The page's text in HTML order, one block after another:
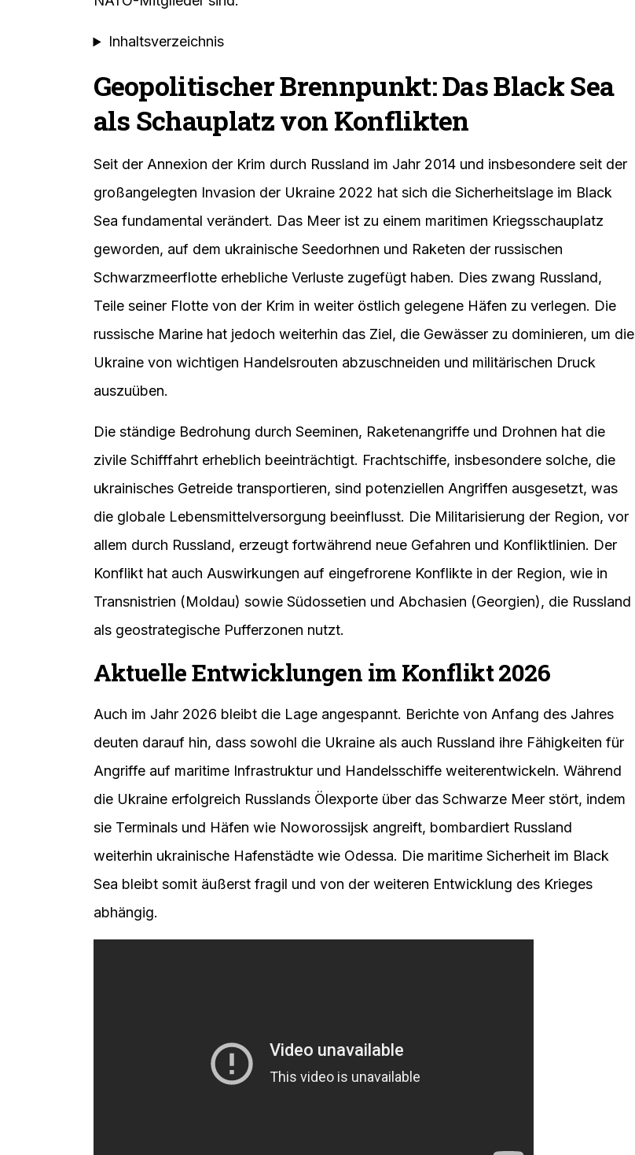
Inhaltsverzeichnis
Geopolitischer Brennpunkt: Das Black Sea
als Schauplatz von Konflikten
Seit der Annexion der Krim durch Russland im Jahr 2014 und insbesondere seit der
großangelegten Invasion der Ukraine 2022 hat sich die Sicherheitslage im Black
Sea fundamental verändert. Das Meer ist zu einem maritimen Kriegsschauplatz
geworden, auf dem ukrainische Seedorhnen und Raketen der russischen
Schwarzmeerflotte erhebliche Verluste zugefügt haben. Dies zwang Russland,
Teile seiner Flotte von der Krim in weiter östlich gelegene Häfen zu verlegen. Die
russische Marine hat jedoch weiterhin das Ziel, die Gewässer zu dominieren, um die
Ukraine von wichtigen Handelsrouten abzuschneiden und militärischen Druck
auszuüben.
Die ständige Bedrohung durch Seeminen, Raketenangriffe und Drohnen hat die
zivile Schifffahrt erheblich beeinträchtigt. Frachtschiffe, insbesondere solche, die
ukrainisches Getreide transportieren, sind potenziellen Angriffen ausgesetzt, was
die globale Lebensmittelversorgung beeinflusst. Die Militarisierung der Region, vor
allem durch Russland, erzeugt fortwährend neue Gefahren und Konfliktlinien. Der
Konflikt hat auch Auswirkungen auf eingefrorene Konflikte in der Region, wie in
Transnistrien (Moldau) sowie Südossetien und Abchasien (Georgien), die Russland
als geostrategische Pufferzonen nutzt.
Aktuelle Entwicklungen im Konflikt 2026
Auch im Jahr 2026 bleibt die Lage angespannt. Berichte von Anfang des Jahres
deuten darauf hin, dass sowohl die Ukraine als auch Russland ihre Fähigkeiten für
Angriffe auf maritime Infrastruktur und Handelsschiffe weiterentwickeln. Während
die Ukraine erfolgreich Russlands Ölexporte über das Schwarze Meer stört, indem
sie Terminals und Häfen wie Noworossijsk angreift, bombardiert Russland
weiterhin ukrainische Hafenstädte wie Odessa. Die maritime Sicherheit im Black
Sea bleibt somit äußerst fragil und von der weiteren Entwicklung des Krieges
abhängig.